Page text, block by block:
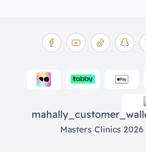
Masters Clinics